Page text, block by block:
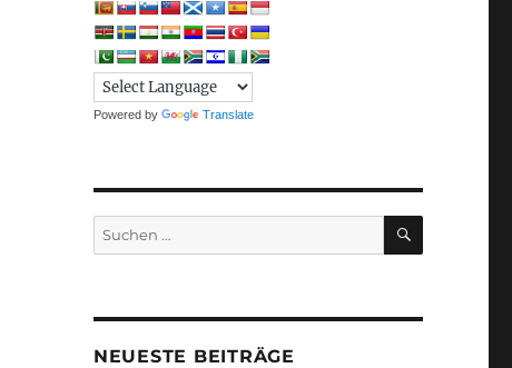
Powered by Translate
Suchen
nach:
SUCHEN
NEUESTE BEITRÄGE